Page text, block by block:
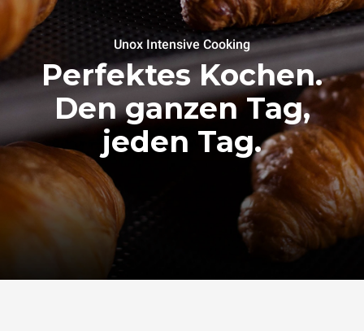
Unox Intensive Cooking
Perfektes Kochen.
Den ganzen Tag,
jeden Tag.